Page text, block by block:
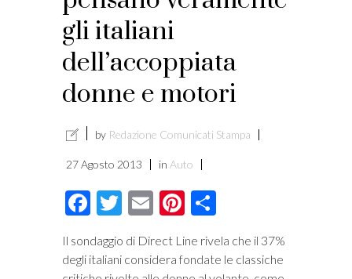
gli italiani
dell’accoppiata
donne e motori
by Redazione Comunicati Stampa
27 Agosto 2013 in Auto
Facebook
Twitter
EmailPinterest
Il sondaggio di Direct Line rivela che il 37%
degli italiani considera fondate le classiche